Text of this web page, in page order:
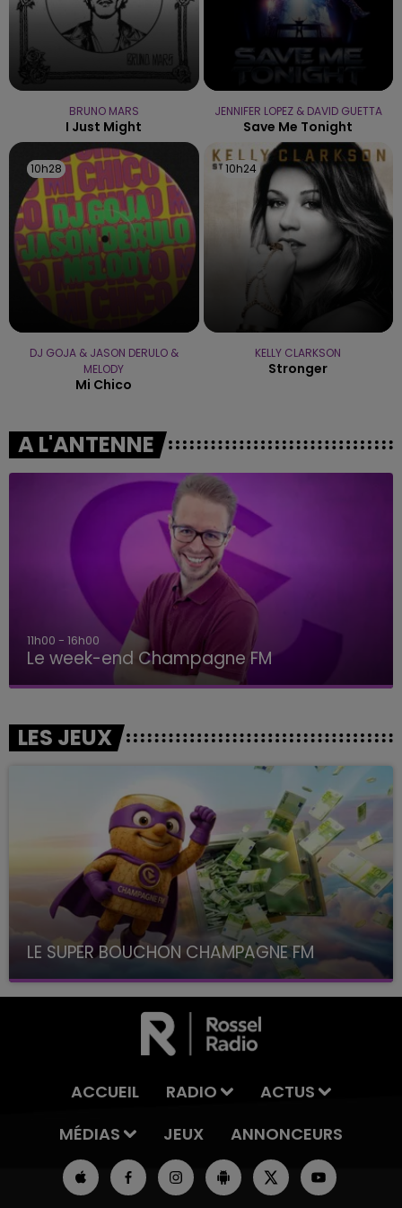
BRUNO MARS
I Just Might
JENNIFER LOPEZ & DAVID GUETTA
Save Me Tonight
10h28
10h28
DJ GOJA & JASON DERULO &
MELODY
Mi Chico
10h24
10h24
KELLY CLARKSON
Stronger
A L'ANTENNE
11h00 - 16h00
Le week-end Champagne FM
LES JEUX
LE SUPER BOUCHON CHAMPAGNE FM
avec La Famille Champagne FM, à 8H10
ACCUEIL RADIO
ACTUS
MÉDIAS
JEUX ANNONCEURS